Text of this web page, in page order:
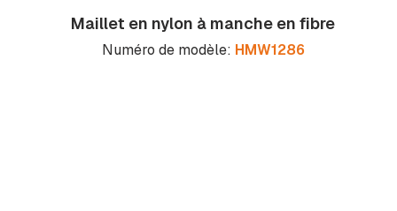
Maillet en nylon à manche en fibre
Numéro de modèle: HMW1286